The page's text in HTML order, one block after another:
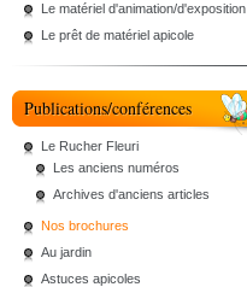
Le matériel d'animation/d'exposition
Le prêt de matériel apicole
Publications/conférences
Le Rucher Fleuri
Les anciens numéros
Archives d'anciens articles
Nos brochures
Au jardin
Astuces apicoles